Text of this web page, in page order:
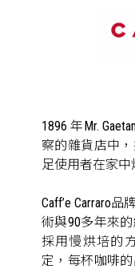
1896 年Mr.
察的雜貨店中
足使用者在家中
Caff’e Carraro
術與90多年來
採用慢烘培的
定，每杯咖啡